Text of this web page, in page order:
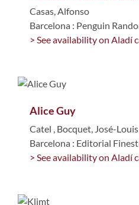
Casas, Alfonso
Barcelona : Penguin
> See availability on Aladí
Alice Guy
Catel , Bocquet, José-Louis
Barcelona : Editorial
> See availability on Aladí